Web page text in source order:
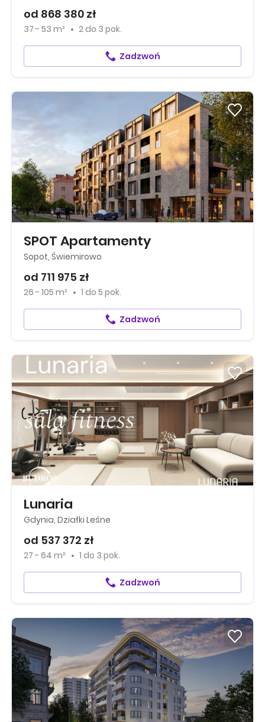
od 868 380 zł
37 - 53 m² 2 do 3 pok.
Zadzwoń
SPOT Apartamenty
Sopot, Świemirowo
od 711 975 zł
26 - 105 m² 1 do 5 pok.
Zadzwoń
Lunaria
Gdynia, Działki Leśne
od 537 372 zł
27 - 64 m² 1 do 3 pok.
Zadzwoń